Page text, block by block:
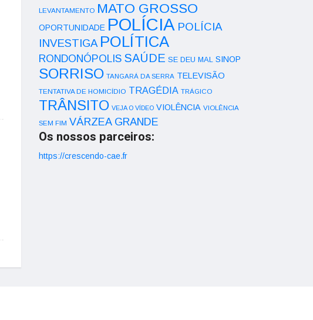
LEVANTAMENTO MATO GROSSO
OPORTUNIDADE POLÍCIA POLÍCIA
INVESTIGA POLÍTICA
RONDONÓPOLIS SAÚDE SE DEU MAL SINOP
SORRISO TANGARÁ DA SERRA TELEVISÃO
TENTATIVA DE HOMICÍDIO TRAGÉDIA TRÁGICO
TRÂNSITO VEJA O VÍDEO VIOLÊNCIA VIOLÊNCIA
SEM FIM VÁRZEA GRANDE
Os nossos parceiros:
https://crescendo-cae.fr